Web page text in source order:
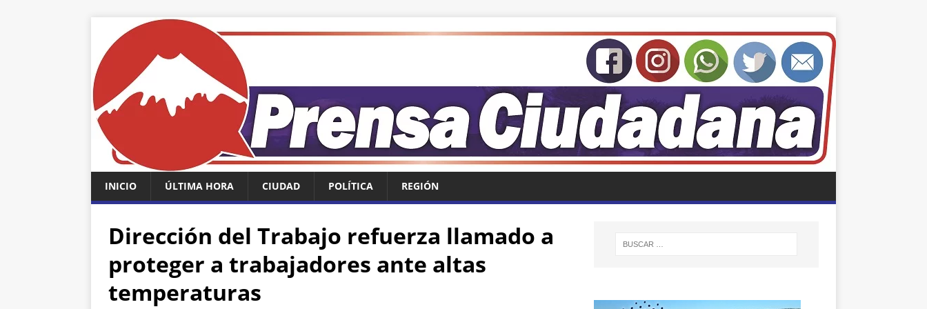
INICIO ÚLTIMA HORA CIUDAD POLÍTICA REGIÓN
Dirección del Trabajo refuerza llamado a
proteger a trabajadores ante altas
temperaturas